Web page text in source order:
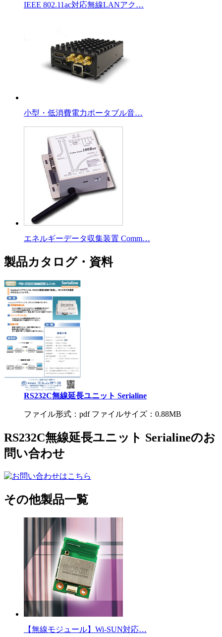
IEEE 802.11ac対応無線LANアク…
小型・低消費電力ポータブル音…
エネルギーデータ収集装置 Comm…
製品カタログ・資料
RS232C無線延長ユニット Serialine
ファイル形式：pdf ファイルサイズ：0.88MB
RS232C無線延長ユニット Serialineのお
問い合わせ
その他製品一覧
【無線モジュール】Wi-SUN対応…